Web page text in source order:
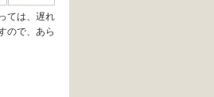
ては、遅れ
ので、あら